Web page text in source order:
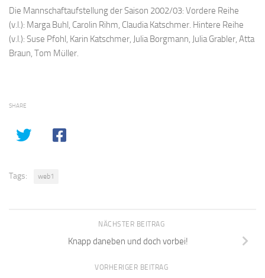
Die Mannschaftaufstellung der Saison 2002/03: Vordere Reihe
(v.l.): Marga Buhl, Carolin Rihm, Claudia Katschmer. Hintere Reihe
(v.l.): Suse Pfohl, Karin Katschmer, Julia Borgmann, Julia Grabler, Atta
Braun, Tom Müller.
SHARE
Tags: web1
NÄCHSTER BEITRAG
Knapp daneben und doch vorbei!
VORHERIGER BEITRAG